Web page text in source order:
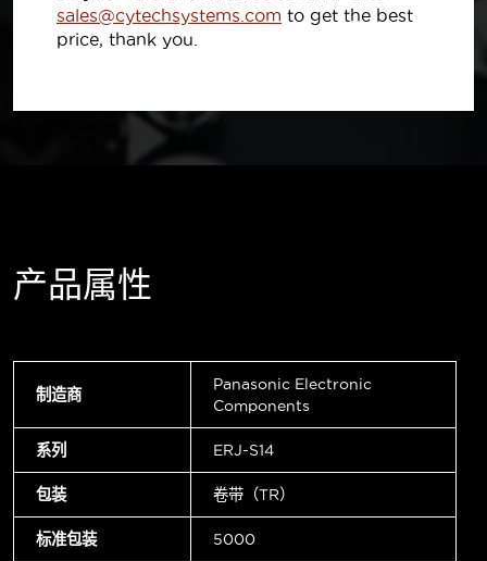
sales@cytechsystems.com to get the best
price, thank you.
产品属性
制造商
Panasonic Electronic
Components
系列 ERJ-S14
包装 卷带（TR）
标准包装 5000